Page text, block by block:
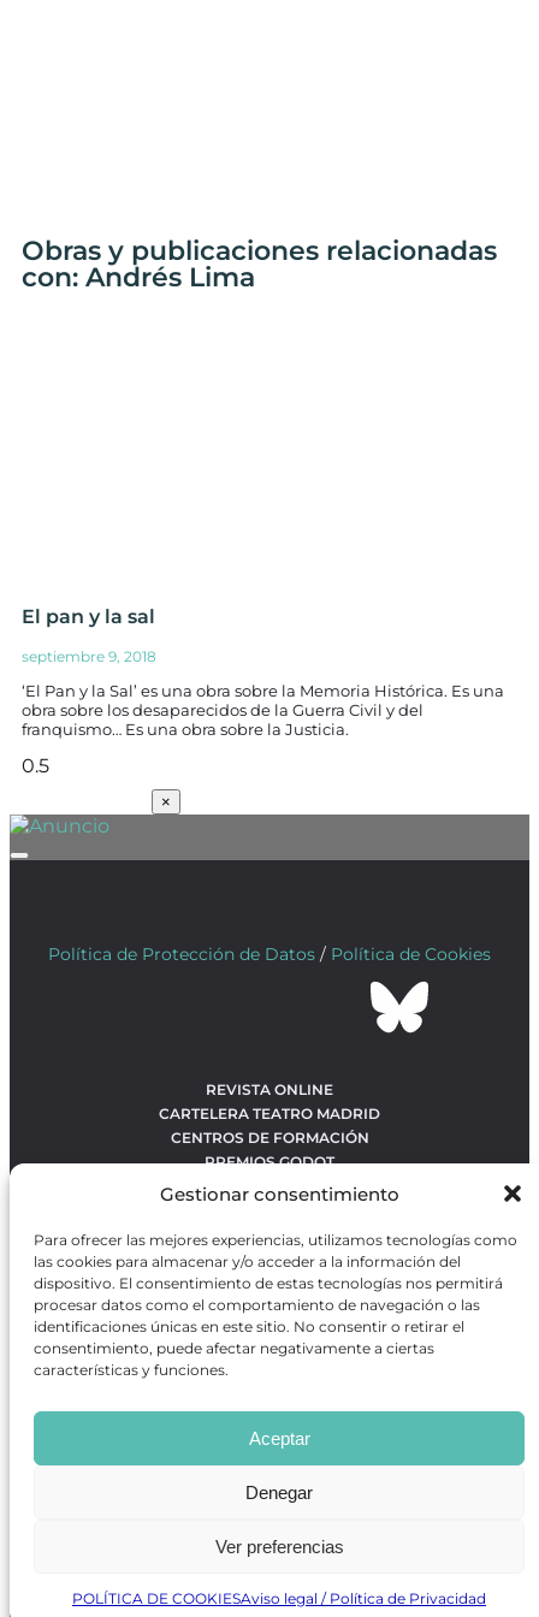
Gestionar consentimiento
Para ofrecer las mejores experiencias, utilizamos tecnologías como
las cookies para almacenar y/o acceder a la información del
dispositivo. El consentimiento de estas tecnologías nos permitirá
procesar datos como el comportamiento de navegación o las
identificaciones únicas en este sitio. No consentir o retirar el
consentimiento, puede afectar negativamente a ciertas
características y funciones.
Aceptar
Denegar
Ver preferencias
POLÍTICA DE COOKIESAviso legal / Política de Privacidad
Obras y publicaciones relacionadas
con: Andrés Lima
El pan y la sal
septiembre 9, 2018
‘El Pan y la Sal’ es una obra sobre la Memoria Histórica. Es una
obra sobre los desaparecidos de la Guerra Civil y del
franquismo… Es una obra sobre la Justicia.
×
Política de Protección de Datos / Política de Cookies
REVISTA ONLINE
CARTELERA TEATRO MADRID
CENTROS DE FORMACIÓN
PREMIOS GODOT
CONTACTO
OBRAS MÁS VOTADAS
RANKING MEJORES OBRAS
BÚSQUEDA AVANZADA DE OBRAS
Revista GODOTes una revista independiente especializada
en información sobre artes escénicas de Madrid, gratuita y
que se distribuye en espacios escénicos, además de otros
puntos de interés turístico y de ocio de la capital.
Desarrollado por Precise Future